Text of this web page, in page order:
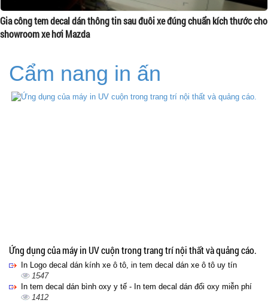
Gia công tem decal dán thông tin sau đuôi xe đúng chuẩn kích thước cho
showroom xe hơi Mazda
Cẩm nang in ấn
Ứng dụng của máy in UV cuộn trong trang trí nội thất và quảng cáo.
In Logo decal dán kính xe ô tô, in tem decal dán xe ô tô uy tín
1547
In tem decal dán bình oxy y tế - In tem decal dán đổi oxy miễn phí
1412